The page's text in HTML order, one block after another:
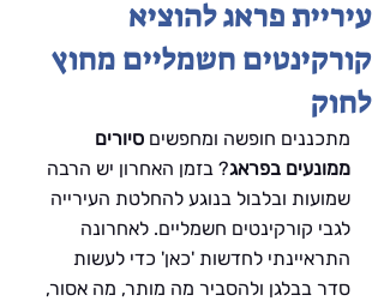
עיריית פראג להוציא
קורקינטים חשמליים מחוץ
לחוק
מתכננים חופשה ומחפשים סיורים
ממונעים בפראג? בזמן האחרון יש הרבה
שמועות ובלבול בנוגע להחלטת העירייה
לגבי קורקינטים חשמליים. לאחרונה
התראיינתי לחדשות 'כאן' כדי לעשות
סדר בבלגן ולהסביר מה מותר, מה אסור,